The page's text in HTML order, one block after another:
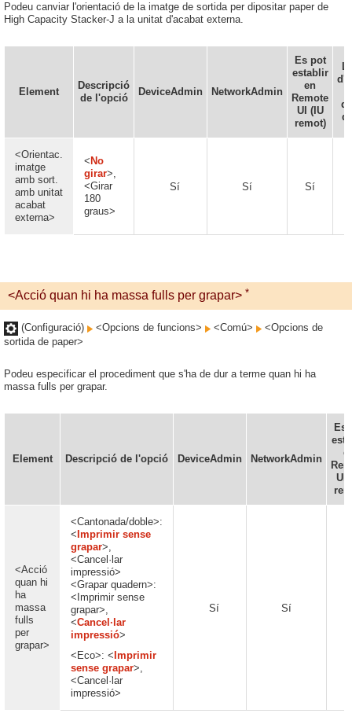
Podeu canviar l'orientació de la imatge de sortida per dipositar paper de
High Capacity Stacker-J a la unitat d'acabat externa.
Element
Descripció
de l'opció
DeviceAdmin NetworkAdmin
Es pot
establir
en
Remote
UI (IU
remot)
<Orientac.
imatge
amb sort.
amb unitat
acabat
externa>
< No
girar>,
<Girar
180
graus>
Sí Sí Sí
<Acció quan hi ha massa fulls per grapar> *
(Configuració) <Opcions de funcions> <Comú>
<Opcions de
sortida de paper>
Podeu especificar el procediment que s'ha de dur a terme quan hi ha
massa fulls per grapar.
Element Descripció de l'opció DeviceAdmin NetworkAdmin
Es
UI
<Acció
quan hi
ha
massa
fulls
per
grapar>
<Cantonada/doble>:
< Imprimir sense
grapar>,
<Cancel·lar
impressió>
<Grapar quadern>:
<Imprimir sense
grapar>,
<Cancel·lar
impressió>
<Eco>: < Imprimir
sense grapar>,
<Cancel·lar
impressió>
Sí Sí